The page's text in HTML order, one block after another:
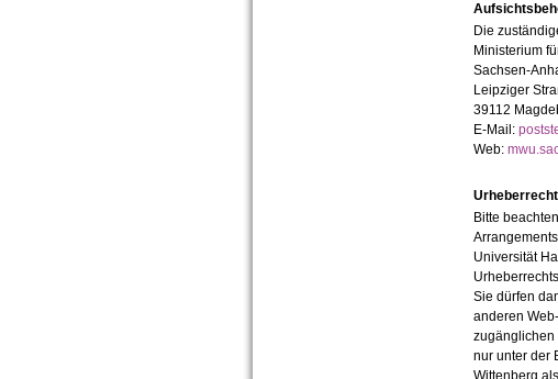
Die
Ministerium
Sachsen-
Leipziger
39112
E-Mail:
Web:
Bitte
Universität
Sie dürfen
anderen
zugänglichen
nur unter der